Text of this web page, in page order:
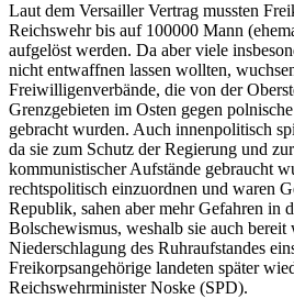
Laut dem Versailler Vertrag mussten
Reichswehr bis auf 100000 Mann
aufgelöst werden. Da aber viele
nicht entwaffnen lassen wollten,
Freiwilligenverbände, die von der
Grenzgebieten im Osten gegen
gebracht wurden. Auch innenpolitisch
da sie zum Schutz der Regierung und
kommunistischer Aufstände gebraucht
rechtspolitisch einzuordnen und waren
Republik, sahen aber mehr Gefahren in
Bolschewismus, weshalb sie auch bereit
Niederschlagung des Ruhraufstandes
Freikorpsangehörige landeten später
Reichswehrminister Noske (SPD).